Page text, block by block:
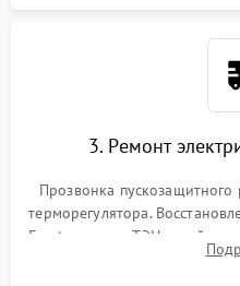
3. Ремонт
Прозвонка пускозащитного
терморегулятора.
Frost, включая ТЭН оттайки и
платы управления